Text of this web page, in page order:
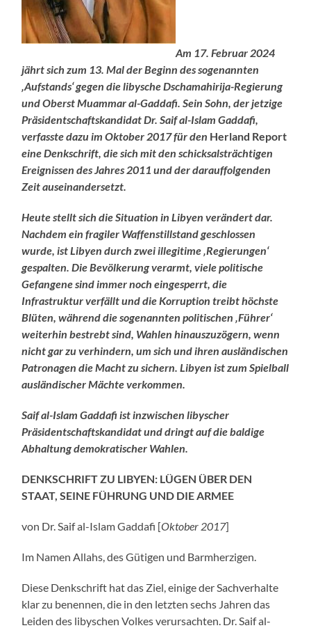
Am 17. Februar 2024
jährt sich zum 13. Mal der Beginn des sogenannten
‚Aufstands‘ gegen die libysche Dschamahirija-Regierung
und Oberst Muammar al-Gaddafi. Sein Sohn, der jetzige
Präsidentschaftskandidat Dr. Saif al-Islam Gaddafi,
verfasste dazu im Oktober 2017 für den Herland Report
eine Denkschrift, die sich mit den schicksalsträchtigen
Ereignissen des Jahres 2011 und der darauffolgenden
Zeit auseinandersetzt.
Heute stellt sich die Situation in Libyen verändert dar.
Nachdem ein fragiler Waffenstillstand geschlossen
wurde, ist Libyen durch zwei illegitime ‚Regierungen‘
gespalten. Die Bevölkerung verarmt, viele politische
Gefangene sind immer noch eingesperrt, die
Infrastruktur verfällt und die Korruption treibt höchste
Blüten, während die sogenannten politischen ‚Führer‘
weiterhin bestrebt sind, Wahlen hinauszuzögern, wenn
nicht gar zu verhindern, um sich und ihren ausländischen
Patronagen die Macht zu sichern. Libyen ist zum Spielball
ausländischer Mächte verkommen.
Saif al-Islam Gaddafi ist inzwischen libyscher
Präsidentschaftskandidat und dringt auf die baldige
Abhaltung demokratischer Wahlen.
DENKSCHRIFT ZU LIBYEN: LÜGEN ÜBER DEN
STAAT, SEINE FÜHRUNG UND DIE ARMEE
von Dr. Saif al-Islam Gaddafi [Oktober 2017]
Im Namen Allahs, des Gütigen und Barmherzigen.
Diese Denkschrift hat das Ziel, einige der Sachverhalte
klar zu benennen, die in den letzten sechs Jahren das
Leiden des libyschen Volkes verursachten. Dr. Saif al-